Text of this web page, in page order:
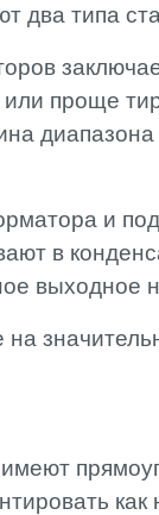
два типа
проще
и
в
выходное
как